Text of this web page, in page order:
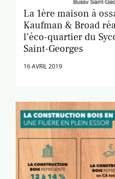
La 1ère maison à
Kaufman & Broad
l’éco-quartier du
Saint-Georges
16 AVRIL 2019